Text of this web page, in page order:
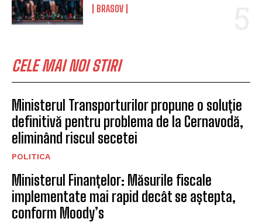
BRASOV
CELE MAI NOI STIRI
Ministerul Transporturilor propune o soluție
definitivă pentru problema de la Cernavodă,
eliminând riscul secetei
POLITICA
Ministerul Finanțelor: Măsurile fiscale
implementate mai rapid decât se aștepta,
conform Moody’s